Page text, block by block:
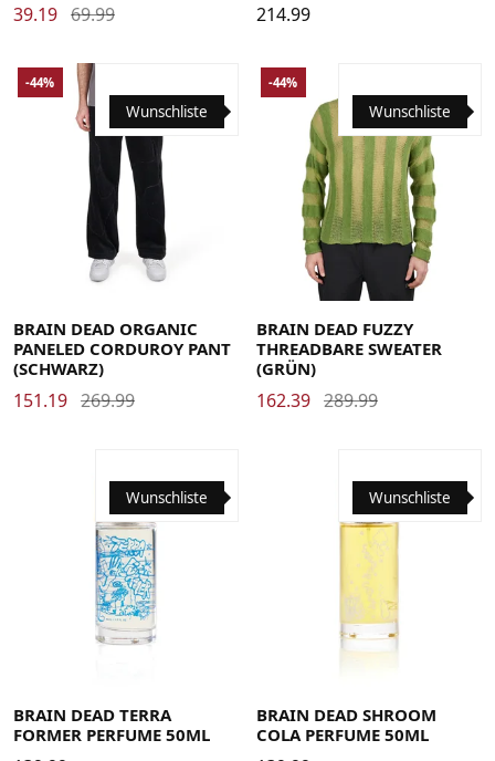
39.19 69.99 214.99
Wunschliste
-44%
BRAIN DEAD ORGANIC
PANELED CORDUROY PANT
(SCHWARZ)
151.19 269.99
Medium Small X-Large
Wunschliste
-44%
BRAIN DEAD FUZZY
THREADBARE SWEATER
(GRÜN)
162.39 289.99
Wunschliste
BRAIN DEAD TERRA
FORMER PERFUME 50ML
Wunschliste
BRAIN DEAD SHROOM
COLA PERFUME 50ML